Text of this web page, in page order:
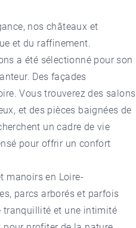
nos châteaux et
et du raffinement.
a été sélectionné pour son
Des façades
Vous trouverez des salons
et des pièces baignées de
un cadre de vie
pour offrir un confort
manoirs en Loire-
parcs arborés et parfois
tranquillité et une intimité